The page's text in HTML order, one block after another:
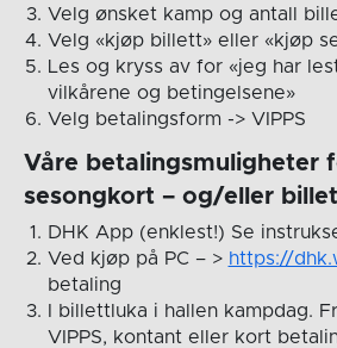
Velg ønsket kamp og antall
Velg «kjøp billett» eller «kjøp
Les og kryss av for «jeg har
vilkårene og betingelsene»
Velg betalingsform -> VIPPS
Våre betalingsmuligheter
sesongkort – og/eller
DHK App (enklest!) Se
Ved kjøp på PC – > https://
betaling
I billettluka i hallen kampdag.
VIPPS, kontant eller kort